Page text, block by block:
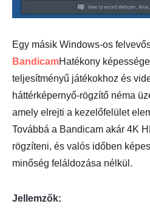
Egy másik Windows-os
BandicamHatékony
teljesítményű játékokhoz és
háttérképernyő-rögzítő néma
amely elrejti a kezelőfelület
Továbbá a Bandicam akár 4K
rögzíteni, és valós időben
minőség feláldozása nélkül.
Jellemzők: